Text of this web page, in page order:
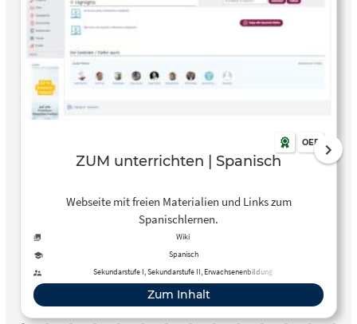
OER
ZUM unterrichten | Spanisch
Webseite mit freien Materialien und Links zum
Spanischlernen.
Wiki
Spanisch
Sekundarstufe I, Sekundarstufe II, Erwachsenenbildung
Zum Inhalt